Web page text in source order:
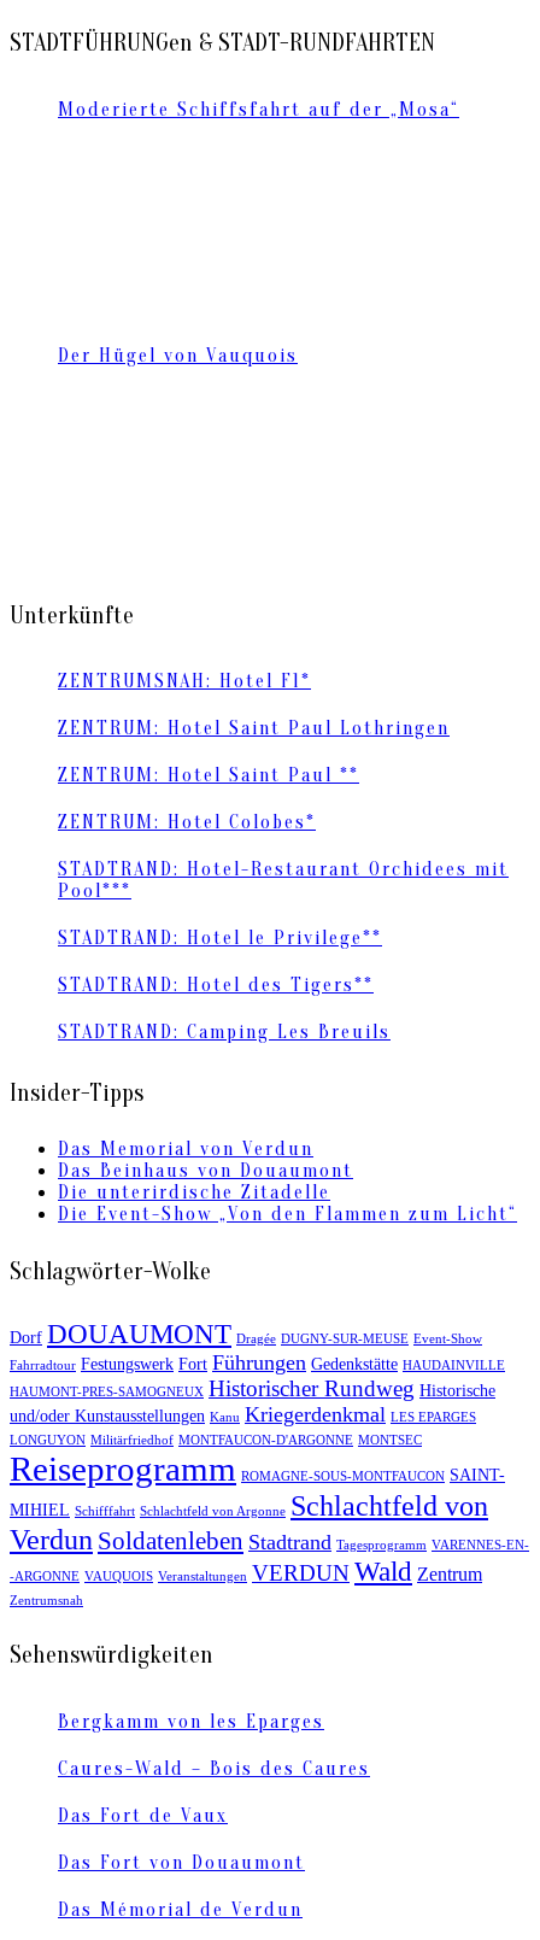
STADTFÜHRUNGen & STADT-RUNDFAHRTEN
Moderierte Schiffsfahrt auf der „Mosa“
Der Hügel von Vauquois
Unterkünfte
ZENTRUMSNAH: Hotel F1*
ZENTRUM: Hotel Saint Paul Lothringen
ZENTRUM: Hotel Saint Paul **
ZENTRUM: Hotel Colobes*
STADTRAND: Hotel-Restaurant Orchidees mit
Pool***
STADTRAND: Hotel le Privilege**
STADTRAND: Hotel des Tigers**
STADTRAND: Camping Les Breuils
Insider-Tipps
Das Memorial von Verdun
Das Beinhaus von Douaumont
Die unterirdische Zitadelle
Die Event-Show „Von den Flammen zum Licht“
Schlagwörter-Wolke
Dorf DOUAUMONT Dragée DUGNY-SUR-MEUSE Event-Show
Fahrradtour Festungswerk Fort Führungen Gedenkstätte HAUDAINVILLE
HAUMONT-PRES-SAMOGNEUX Historischer Rundweg Historische
und/oder Kunstausstellungen Kanu Kriegerdenkmal LES EPARGES
LONGUYON Militärfriedhof MONTFAUCON-D'ARGONNE MONTSEC
Reiseprogramm ROMAGNE-SOUS-MONTFAUCON SAINT-
MIHIEL Schifffahrt Schlachtfeld von Argonne Schlachtfeld von
Verdun Soldatenleben Stadtrand Tagesprogramm VARENNES-EN-
-ARGONNE VAUQUOIS Veranstaltungen VERDUNWald Zentrum
Zentrumsnah
Sehenswürdigkeiten
Bergkamm von les Eparges
Caures-Wald – Bois des Caures
Das Fort de Vaux
Das Fort von Douaumont
Das Mémorial de Verdun